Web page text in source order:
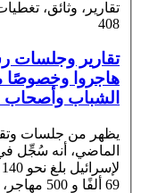
تقارير، وثائق،
408
تقارير وجلسات
الشباب وأصحاب
يظهر من جلسات
69 ألفًا و 500 مهاجر، فيما عاد إليها 1